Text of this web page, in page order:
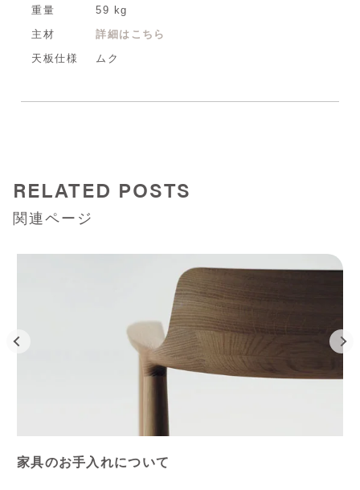
重量
59 kg
主材
詳細はこちら
天板仕様
ムク
RELATED POSTS
関連ページ
家具のお手入れについて